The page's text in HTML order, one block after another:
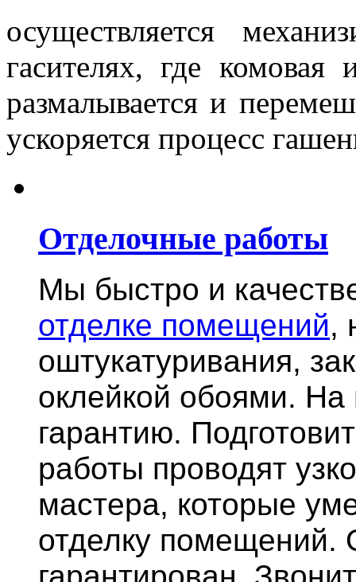
осуществляется
гасителях, где комовая
размалывается и
ускоряется процесс
Отделочные работы
Мы быстро и
отделке помещений,
оштукатуривания,
оклейкой обоями.
гарантию.
работы проводят
мастера, которые
отделку помещений.